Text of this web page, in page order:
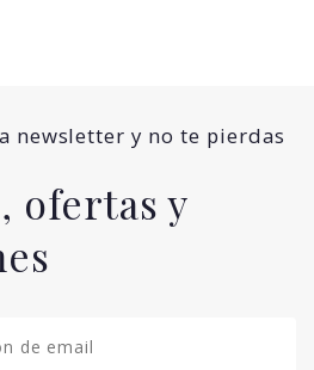
newsletter y no te pierdas
ofertas y